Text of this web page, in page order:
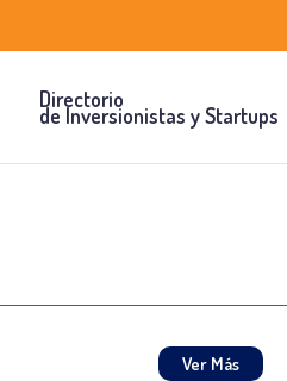
Directorio
de Inversionistas y Startups
Ver Más